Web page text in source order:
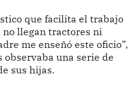
que facilita el trabajo
llegan tractores ni
me enseñó este oficio”,
una serie de
sus hijas.